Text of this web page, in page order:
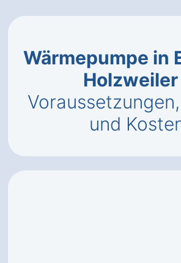
Wärmepumpe in
Holzweiler
und